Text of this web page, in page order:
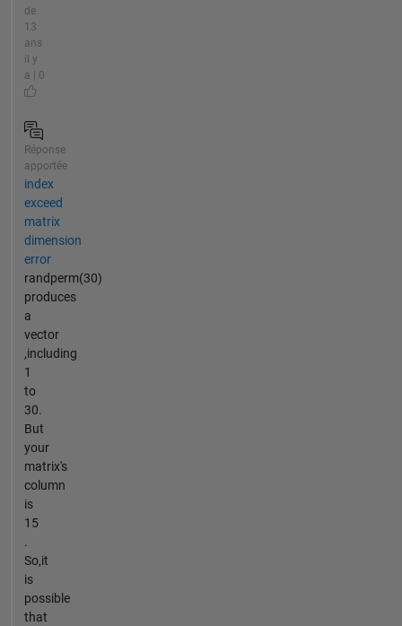
de
13
ans
il y
a | 0
Réponse
apportée
index
exceed
matrix
dimension
error
randperm(30)
produces
a
vector
,including
1
to
30.
But
your
matrix's
column
is
15
.
So,it
is
possible
that